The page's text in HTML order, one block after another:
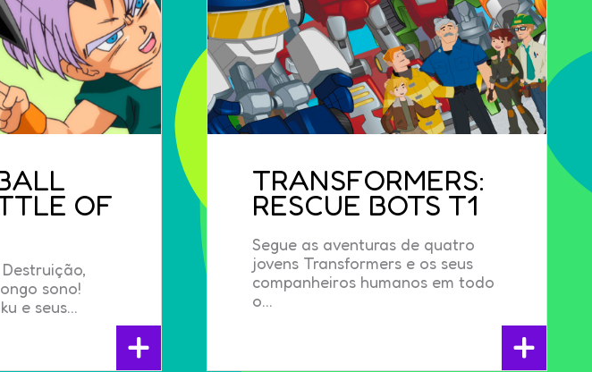
OF
sono!
e seus...
+
TRANSFORMERS:
RESCUE BOTS T1
Segue as aventuras de quatro
jovens Transformers e os seus
companheiros humanos em todo
o...
+